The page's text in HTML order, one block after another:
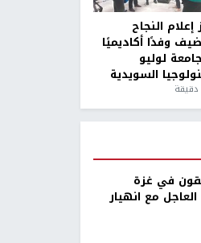
إعلام النجاح
وفدًا أكاديميًا
لوليو
السويدية
في غزة
مع انهيار